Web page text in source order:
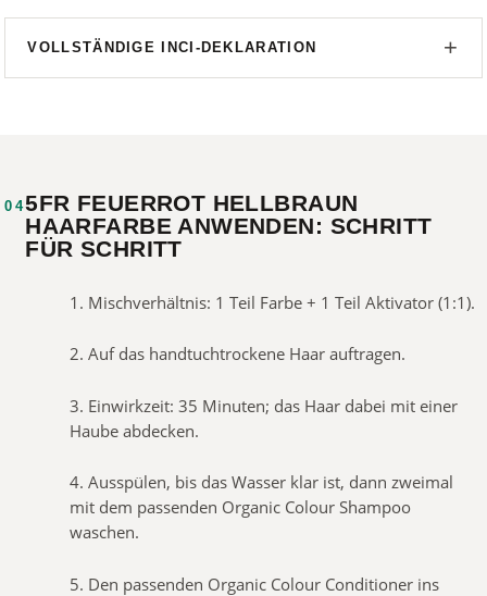
VOLLSTÄNDIGE INCI-DEKLARATION
045FR FEUERROT HELLBRAUN
HAARFARBE ANWENDEN: SCHRITT
FÜR SCHRITT
1. Mischverhältnis: 1 Teil Farbe + 1 Teil Aktivator (1:1).
2. Auf das handtuchtrockene Haar auftragen.
3. Einwirkzeit: 35 Minuten; das Haar dabei mit einer
Haube abdecken.
4. Ausspülen, bis das Wasser klar ist, dann zweimal
mit dem passenden Organic Colour Shampoo
waschen.
5. Den passenden Organic Colour Conditioner ins